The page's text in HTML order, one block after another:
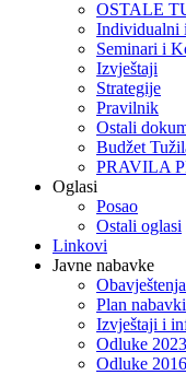
OSTALE
Individualni
Seminari i
Izvještaji
Strategije
Pravilnik
Ostali
Budžet
PRAVILA
Oglasi
Posao
Ostali oglasi
Linkovi
Javne nabavke
Plan nabavki
Izvještaji i
Odluke
Odluke